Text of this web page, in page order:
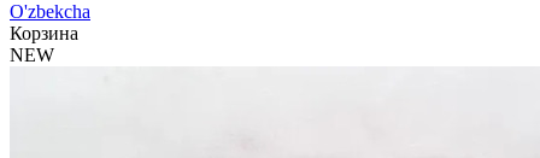
O'zbekcha
Корзина
NEW